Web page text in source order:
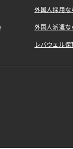
外国人採用
外国人派遣な
レバウェル